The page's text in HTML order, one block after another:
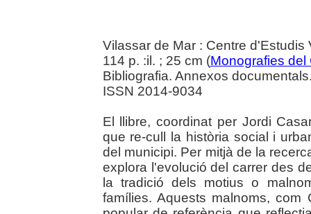
Vilassar de Mar : Centre d'Estudis
114 p. :il. ; 25 cm (Monografies del
Bibliografia. Annexos
ISSN 2014-9034
El llibre, coordinat per Jordi
que re-cull la història social i
del municipi. Per mitjà de la
explora l'evolució del carrer des
la tradició dels motius o
famílies. Aquests malnoms,